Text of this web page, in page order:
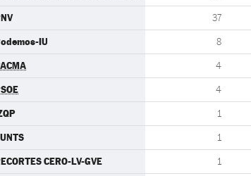
37
IU 8
4
4
1
1
CERO-LV-GVE 1